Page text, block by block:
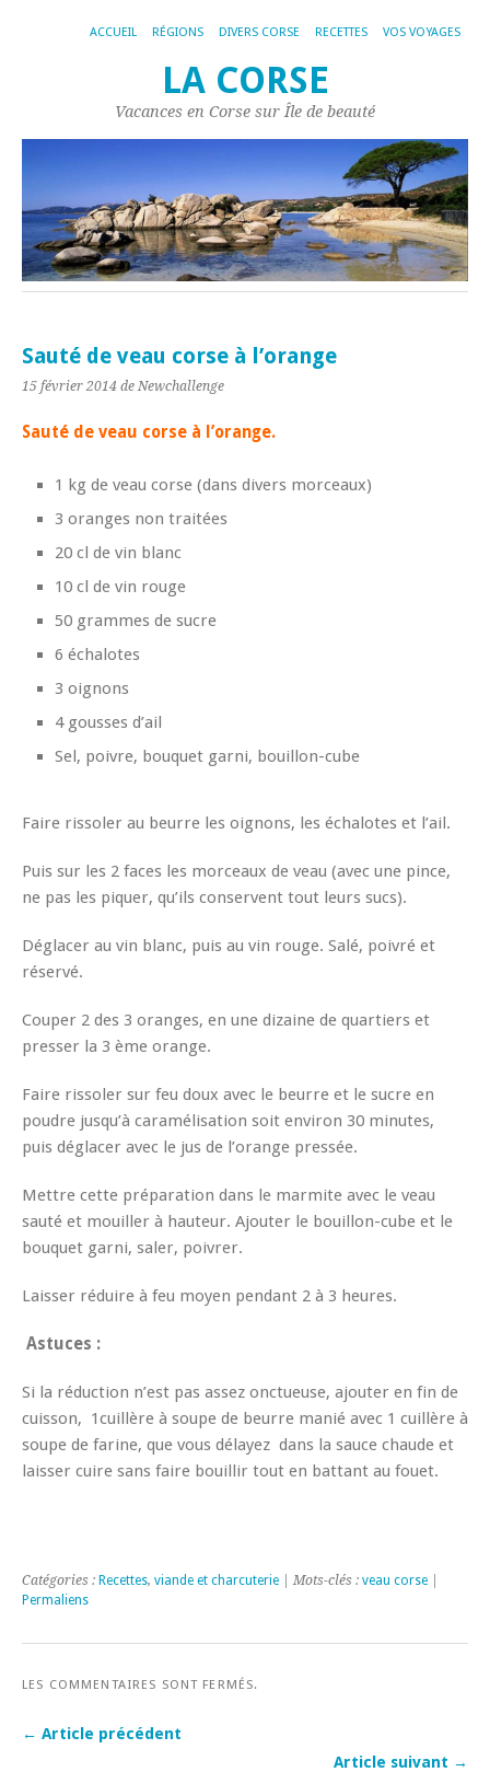
ACCUEIL RÉGIONS DIVERS CORSE RECETTES VOS VOYAGES
LA CORSE
Vacances en Corse sur Île de beauté
Sauté de veau corse à l’orange
15 février 2014 de Newchallenge
Sauté de veau corse à l’orange.
1 kg de veau corse (dans divers morceaux)
3 oranges non traitées
20 cl de vin blanc
10 cl de vin rouge
50 grammes de sucre
6 échalotes
3 oignons
4 gousses d’ail
Sel, poivre, bouquet garni, bouillon-cube
Faire rissoler au beurre les oignons, les échalotes et l’ail.
Puis sur les 2 faces les morceaux de veau (avec une pince,
ne pas les piquer, qu’ils conservent tout leurs sucs).
Déglacer au vin blanc, puis au vin rouge. Salé, poivré et
réservé.
Couper 2 des 3 oranges, en une dizaine de quartiers et
presser la 3 ème orange.
Faire rissoler sur feu doux avec le beurre et le sucre en
poudre jusqu’à caramélisation soit environ 30 minutes,
puis déglacer avec le jus de l’orange pressée.
Mettre cette préparation dans le marmite avec le veau
sauté et mouiller à hauteur. Ajouter le bouillon-cube et le
bouquet garni, saler, poivrer.
Laisser réduire à feu moyen pendant 2 à 3 heures.
Astuces :
Si la réduction n’est pas assez onctueuse, ajouter en fin de
cuisson, 1cuillère à soupe de beurre manié avec 1 cuillère à
soupe de farine, que vous délayez dans la sauce chaude et
laisser cuire sans faire bouillir tout en battant au fouet.
Catégories : Recettes, viande et charcuterie | Mots-clés : veau corse
Permaliens
LES COMMENTAIRES SONT FERMÉS.
← Article précédent
Article suivant →